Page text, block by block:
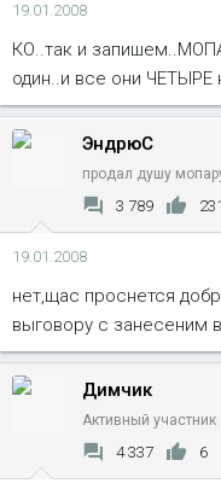
19.01.2008
КО..так и
один..и все они ЧЕТЫРЕ
ЭндрюС
продал душу
3 789 231
19.01.2008
нет,щас проснется
выговору с занесеним
Димчик
Активный участник
4 337 6